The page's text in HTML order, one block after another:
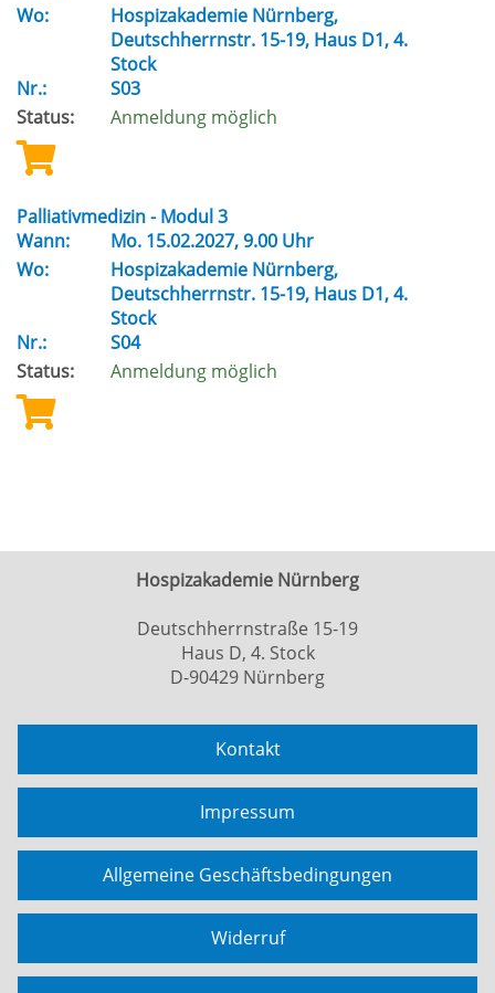
Wo:
Hospizakademie Nürnberg,
Deutschherrnstr. 15-19, Haus D1, 4.
Stock
Nr.:
S03
Status:
Anmeldung möglich
Palliativmedizin - Modul 3
Wann:
Mo. 15.02.2027, 9.00 Uhr
Wo:
Hospizakademie Nürnberg,
Deutschherrnstr. 15-19, Haus D1, 4.
Stock
Nr.:
S04
Status:
Anmeldung möglich
Hospizakademie Nürnberg
Deutschherrnstraße 15-19
Haus D, 4. Stock
D-90429 Nürnberg
Kontakt
Impressum
Allgemeine Geschäftsbedingungen
Widerruf